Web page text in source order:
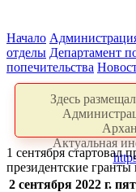
Начало
отделы Департамент
попечительства
Здесь
Актуальная
1 сентября стартовал
президентские гранты
2 сентября 2022 г.